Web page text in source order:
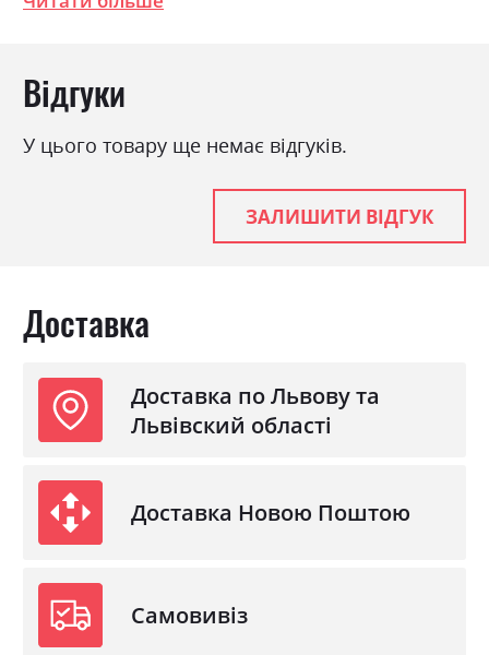
Відгуки
У цього товару ще немає відгуків.
ЗАЛИШИТИ ВІДГУК
Доставка
Доставка по Львову та
Львівский області
Доставка Новою Поштою
Самовивіз